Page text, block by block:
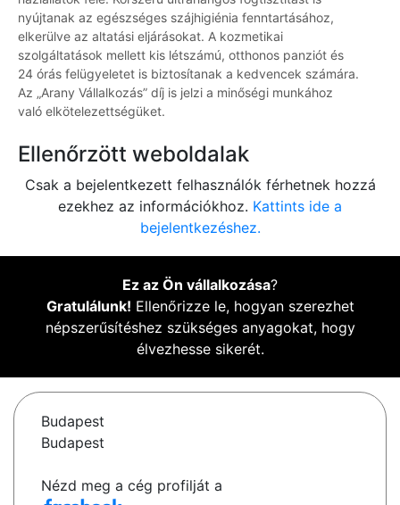
nyújtanak az egészséges szájhigiénia fenntartásához,
elkerülve az altatási eljárásokat. A kozmetikai
szolgáltatások mellett kis létszámú, otthonos panziót és
24 órás felügyeletet is biztosítanak a kedvencek számára.
Az „Arany Vállalkozás” díj is jelzi a minőségi munkához
való elkötelezettségüket.
Ellenőrzött weboldalak
Csak a bejelentkezett felhasználók férhetnek hozzá
ezekhez az információkhoz. Kattints ide a
bejelentkezéshez.
Ez az Ön vállalkozása?
Gratulálunk! Ellenőrizze le, hogyan szerezhet
népszerűsítéshez szükséges anyagokat, hogy
élvezhesse sikerét.
Budapest
Budapest
Nézd meg a cég profilját a